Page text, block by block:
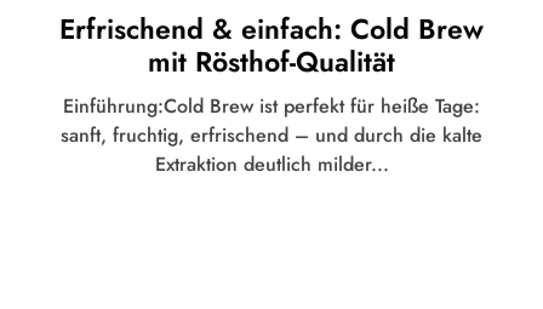
Erfrischend & einfach: Cold Brew
mit Rösthof-Qualität
Einführung:Cold Brew ist perfekt für heiße Tage:
sanft, fruchtig, erfrischend – und durch die kalte
Extraktion deutlich milder...